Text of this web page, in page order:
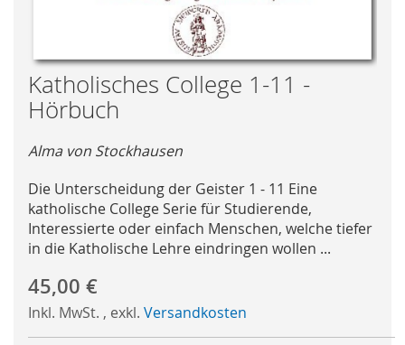
Skip
to
the
of
images
gallery
Katholisches College 1-11 -
Hörbuch
Alma von Stockhausen
Die Unterscheidung der Geister 1 - 11 Eine
katholische College Serie für Studierende,
Interessierte oder einfach Menschen, welche tiefer
in die Katholische Lehre eindringen wollen ...
45,00 €
Inkl. MwSt. , exkl. Versandkosten